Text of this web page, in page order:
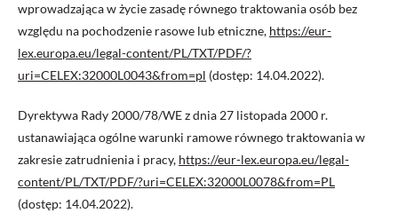
wprowadzająca w życie zasadę równego traktowania osób bez
względu na pochodzenie rasowe lub etniczne, https://eur-
lex.europa.eu/legal-content/PL/TXT/PDF/?
uri=CELEX:32000L0043&from=pl (dostęp: 14.04.2022).
Dyrektywa Rady 2000/78/WE z dnia 27 listopada 2000 r.
ustanawiająca ogólne warunki ramowe równego traktowania w
zakresie zatrudnienia i pracy, https://eur-lex.europa.eu/legal-
content/PL/TXT/PDF/?uri=CELEX:32000L0078&from=PL
(dostęp: 14.04.2022).